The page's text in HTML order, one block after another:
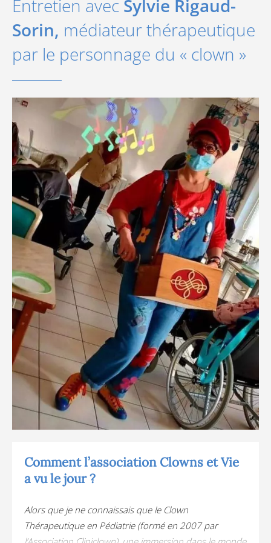
Entretien avec Sylvie Rigaud-
Sorin, médiateur thérapeutique
par le personnage du « clown »
Comment l’association Clowns et Vie
a vu le jour ?
Alors que je ne connaissais que le Clown
Thérapeutique en Pédiatrie (formé en 2007 par